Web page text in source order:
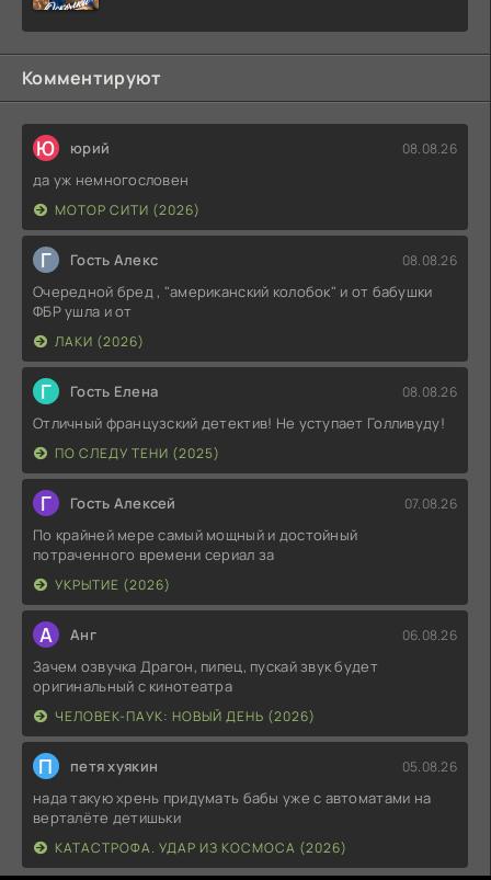
Комментируют
Ю юрий 08.08.26
да уж немногословен
МОТОР СИТИ (2026)
Г Гость Алекс 08.08.26
Очередной бред , "американский колобок" и от бабушки
ФБР ушла и от
ЛАКИ (2026)
Г Гость Елена 08.08.26
Отличный французский детектив! Не уступает Голливуду!
ПО СЛЕДУ ТЕНИ (2025)
Г Гость Алексей 07.08.26
По крайней мере самый мощный и достойный
потраченного времени сериал за
УКРЫТИЕ (2026)
А Анг 06.08.26
Зачем озвучка Драгон, пипец, пускай звук будет
оригинальный с кинотеатра
ЧЕЛОВЕК-ПАУК: НОВЫЙ ДЕНЬ (2026)
П петя хуякин 05.08.26
нада такую хрень придумать бабы уже с автоматами на
верталёте детишьки
КАТАСТРОФА. УДАР ИЗ КОСМОСА (2026)